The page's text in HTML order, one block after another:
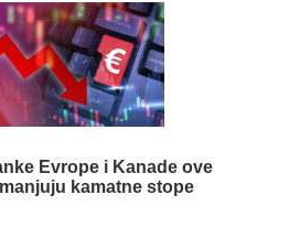
Evrope i Kanade ove
kamatne stope